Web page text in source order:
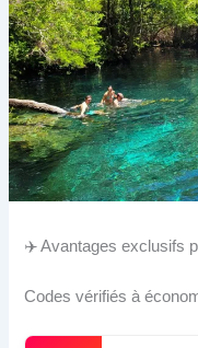
✈️ Avantages exclusifs
Codes vérifiés à